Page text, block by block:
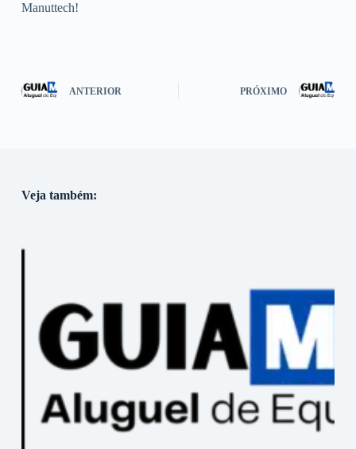
Manuttech!
ANTERIOR PRÓXIMO
Veja também: